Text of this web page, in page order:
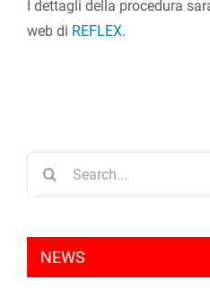
I dettagli della procedura
web di REFLEX.
NEWS